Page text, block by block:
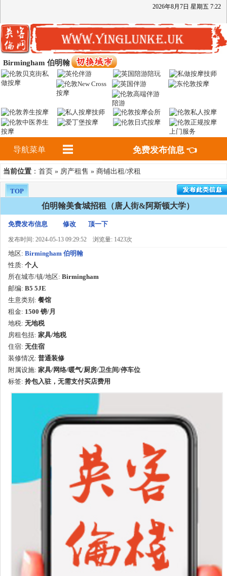
2026年8月 7日 星期五 7:22
Birmingham 伯明翰
导航菜单 免费发布信息 👈
当前位置 ： 首页 » 房产租售 » 商铺出租/求租
TOP
伯明翰美食城招租（唐人街&阿斯顿大学）
免费发布信息 修改 顶一下
发布时间: 2024-05-13 09:29:52 浏览量: 1423次
地区: Birmingham 伯明翰
性质: 个人
所在城市/镇/地区: Birmingham
邮编: B5 5JE
生意类别: 餐馆
租金: 1500 镑/月
地税: 无地税
房租包括: 家具/地税
住宿: 无住宿
装修情况: 普通装修
附属设施: 家具/网络/暖气/厨房/卫生间/停车位
标签: 拎包入驻，无需支付买店费用